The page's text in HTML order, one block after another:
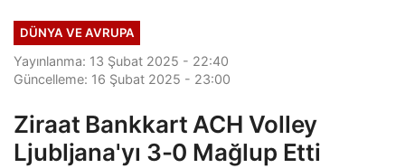
DÜNYA VE AVRUPA
Yayınlanma: 13 Şubat 2025 - 22:40
Güncelleme: 16 Şubat 2025 - 23:00
Ziraat Bankkart ACH Volley
Ljubljana'yı 3-0 Mağlup Etti